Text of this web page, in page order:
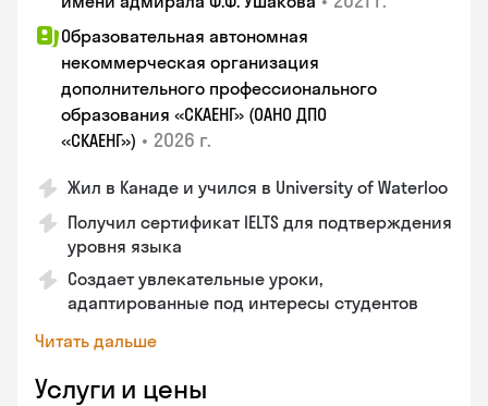
Образовательная автономная
некоммерческая организация
дополнительного профессионального
образования «СКАЕНГ» (ОАНО ДПО
«СКАЕНГ») • 2026 г.
Жил в Канаде и учился в University of Waterloo
Получил сертификат IELTS для подтверждения
уровня языка
Создает увлекательные уроки,
адаптированные под интересы студентов
Читать дальше
Услуги и цены